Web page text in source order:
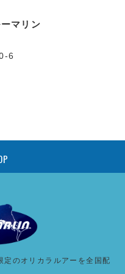
マリン
6
定のオリカラルアーを全国配